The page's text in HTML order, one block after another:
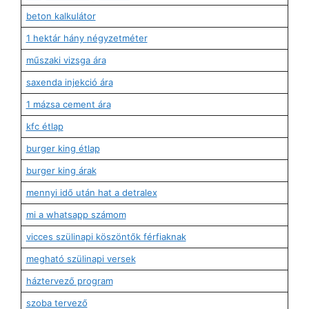
beton kalkulátor
1 hektár hány négyzetméter
műszaki vizsga ára
saxenda injekció ára
1 mázsa cement ára
kfc étlap
burger king étlap
burger king árak
mennyi idő után hat a detralex
mi a whatsapp számom
vicces szülinapi köszöntők férfiaknak
megható szülinapi versek
háztervező program
szoba tervező